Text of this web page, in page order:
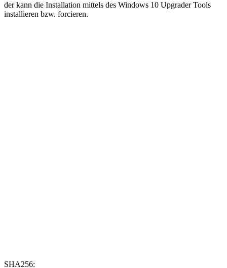
der kann die Installation mittels des Windows 10 Upgrader Tools
installieren bzw. forcieren.
SHA256: